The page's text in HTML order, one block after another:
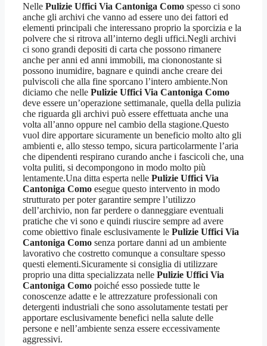
Nelle Pulizie Uffici Via Cantoniga Como spesso ci sono
anche gli archivi che vanno ad essere uno dei fattori ed
elementi principali che interessano proprio la sporcizia e la
polvere che si ritrova all’interno degli uffici.Negli archivi
ci sono grandi depositi di carta che possono rimanere
anche per anni ed anni immobili, ma ciononostante si
possono inumidire, bagnare e quindi anche creare dei
pulviscoli che alla fine sporcano l’intero ambiente.Non
diciamo che nelle Pulizie Uffici Via Cantoniga Como
deve essere un’operazione settimanale, quella della pulizia
che riguarda gli archivi può essere effettuata anche una
volta all’anno oppure nel cambio della stagione.Questo
vuol dire apportare sicuramente un beneficio molto alto gli
ambienti e, allo stesso tempo, sicura particolarmente l’aria
che dipendenti respirano curando anche i fascicoli che, una
volta puliti, si decompongono in modo molto più
lentamente.Una ditta esperta nelle Pulizie Uffici Via
Cantoniga Como esegue questo intervento in modo
strutturato per poter garantire sempre l’utilizzo
dell’archivio, non far perdere o danneggiare eventuali
pratiche che vi sono e quindi riuscire sempre ad avere
come obiettivo finale esclusivamente le Pulizie Uffici Via
Cantoniga Como senza portare danni ad un ambiente
lavorativo che costretto comunque a consultare spesso
questi elementi.Sicuramente si consiglia di utilizzare
proprio una ditta specializzata nelle Pulizie Uffici Via
Cantoniga Como poiché esso possiede tutte le
conoscenze adatte e le attrezzature professionali con
detergenti industriali che sono assolutamente testati per
apportare esclusivamente benefici nella salute delle
persone e nell’ambiente senza essere eccessivamente
aggressivi.